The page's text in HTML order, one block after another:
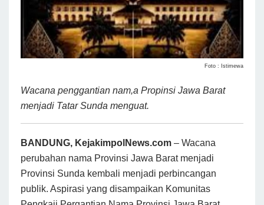
Foto : Istimewa
Wacana penggantian nam,a Propinsi Jawa Barat
menjadi Tatar Sunda menguat.
BANDUNG, KejakimpolNews.com – Wacana
perubahan nama Provinsi Jawa Barat menjadi
Provinsi Sunda kembali menjadi perbincangan
publik. Aspirasi yang disampaikan Komunitas